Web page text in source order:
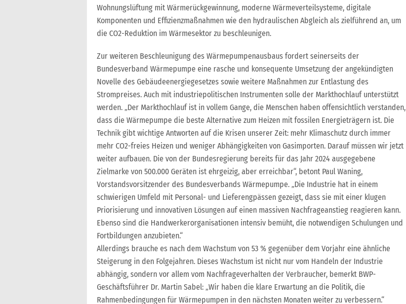
Wohnungslüftung mit Wärmerückgewinnung, moderne Wärmeverteilsysteme, digitale
Komponenten und Effizienzmaßnahmen wie den hydraulischen Abgleich als zielführend an, um
die CO2-Reduktion im Wärmesektor zu beschleunigen.
Zur weiteren Beschleunigung des Wärmepumpenausbaus fordert seinerseits der
Bundesverband Wärmepumpe eine rasche und konsequente Umsetzung der angekündigten
Novelle des Gebäudeenergiegesetzes sowie weitere Maßnahmen zur Entlastung des
Strompreises. Auch mit industriepolitischen Instrumenten solle der Markthochlauf unterstützt
werden. „Der Markthochlauf ist in vollem Gange, die Menschen haben offensichtlich verstanden,
dass die Wärmepumpe die beste Alternative zum Heizen mit fossilen Energieträgern ist. Die
Technik gibt wichtige Antworten auf die Krisen unserer Zeit: mehr Klimaschutz durch immer
mehr CO2-freies Heizen und weniger Abhängigkeiten von Gasimporten. Darauf müssen wir jetzt
weiter aufbauen. Die von der Bundesregierung bereits für das Jahr 2024 ausgegebene
Zielmarke von 500.000 Geräten ist ehrgeizig, aber erreichbar“, betont Paul Waning,
Vorstandsvorsitzender des Bundesverbands Wärmepumpe. „Die Industrie hat in einem
schwierigen Umfeld mit Personal- und Lieferengpässen gezeigt, dass sie mit einer klugen
Priorisierung und innovativen Lösungen auf einen massiven Nachfrageanstieg reagieren kann.
Ebenso sind die Handwerkerorganisationen intensiv bemüht, die notwendigen Schulungen und
Fortbildungen anzubieten.“
Allerdings brauche es nach dem Wachstum von 53 % gegenüber dem Vorjahr eine ähnliche
Steigerung in den Folgejahren. Dieses Wachstum ist nicht nur vom Handeln der Industrie
abhängig, sondern vor allem vom Nachfrageverhalten der Verbraucher, bemerkt BWP-
Geschäftsführer Dr. Martin Sabel: „Wir haben die klare Erwartung an die Politik, die
Rahmenbedingungen für Wärmepumpen in den nächsten Monaten weiter zu verbessern.“